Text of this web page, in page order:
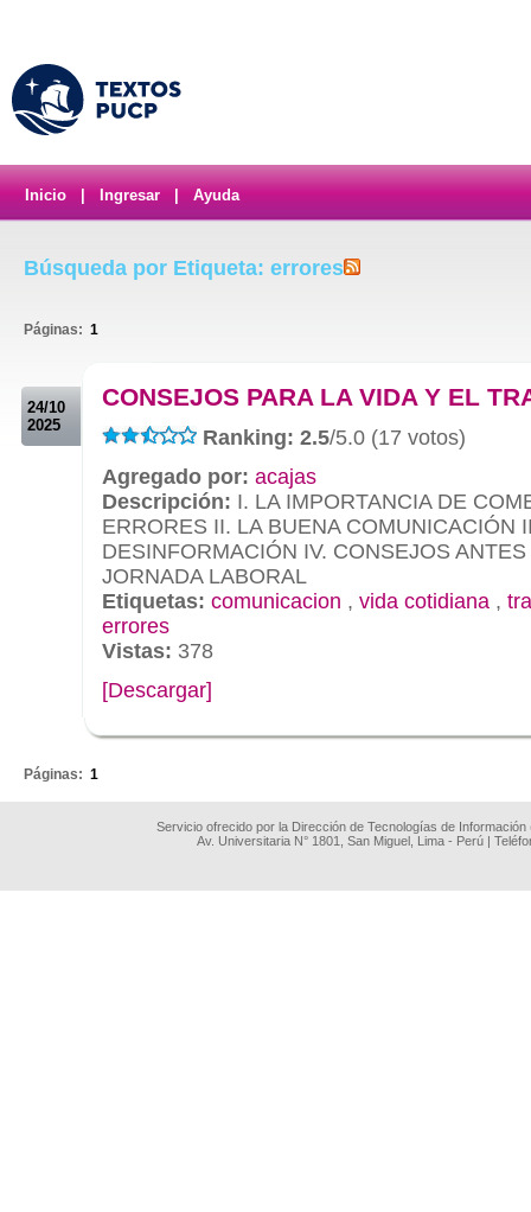
Inicio Ingresar Ayuda
Búsqueda por Etiqueta: errores
Páginas: 1
24/10
2025
CONSEJOS PARA LA VIDA Y EL
Ranking: 2.5/5.0 (17 votos)
Agregado por: acajas
Descripción: I. LA IMPORTANCIA DE
ERRORES II. LA BUENA COMUNICACIÓN
DESINFORMACIÓN IV. CONSEJOS
JORNADA LABORAL
Etiquetas: comunicacion , vida cotidiana ,
errores
Vistas: 378
[Descargar]
Páginas: 1
Servicio ofrecido por la Dirección de Tecnologías de
Av. Universitaria N° 1801, San Miguel, Lima - Perú |